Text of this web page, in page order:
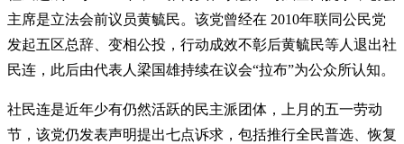
主席是立法会前议员黄毓民。该党曾经在 2010年联同公民党
发起五区总辞、变相公投，行动成效不彰后黄毓民等人退出社
民连，此后由代表人梁国雄持续在议会“拉布”为公众所认知。
社民连是近年少有仍然活跃的民主派团体，上月的五一劳动
节，该党仍发表声明提出七点诉求，包括推行全民普选、恢复